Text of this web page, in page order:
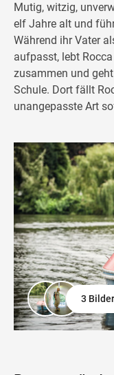
Mutig, witzig,
elf Jahre alt und
Während ihr Vater
aufpasst, lebt
zusammen und
Schule. Dort fällt
unangepasste Art
3